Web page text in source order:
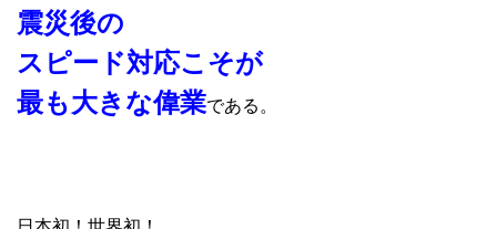
震災後の
スピード対応こそが
最も大きな偉業である。